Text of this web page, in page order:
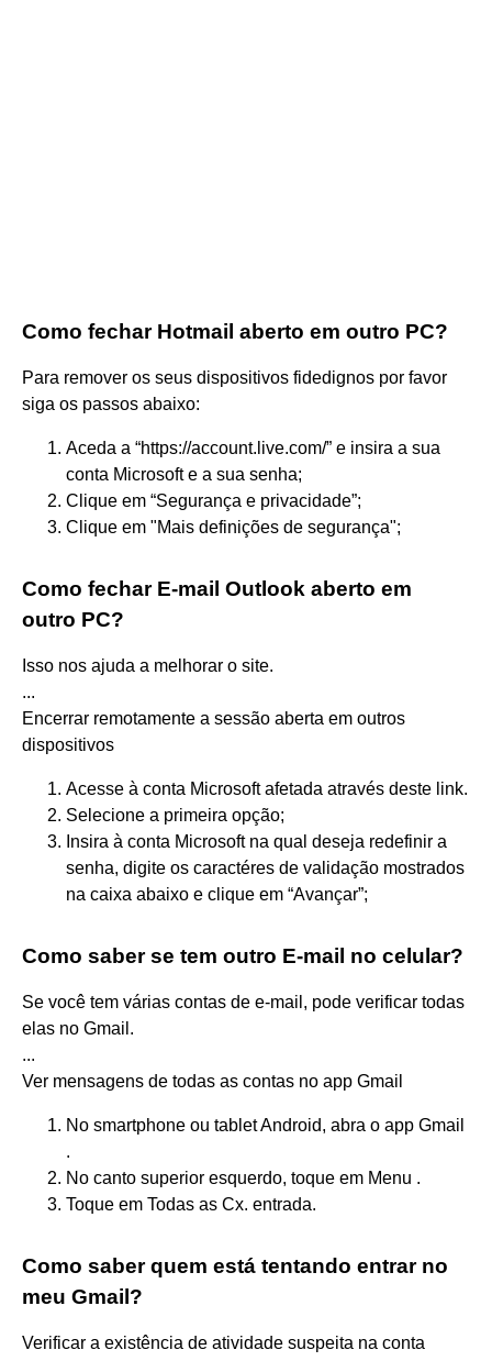
Como fechar Hotmail aberto em outro PC?
Para remover os seus dispositivos fidedignos por favor
siga os passos abaixo:
Aceda a “https://account.live.com/” e insira a sua
conta Microsoft e a sua senha;
Clique em “Segurança e privacidade”;
Clique em "Mais definições de segurança";
Como fechar E-mail Outlook aberto em
outro PC?
Isso nos ajuda a melhorar o site.
...
Encerrar remotamente a sessão aberta em outros
dispositivos
Acesse à conta Microsoft afetada através deste link.
Selecione a primeira opção;
Insira à conta Microsoft na qual deseja redefinir a
senha, digite os caractéres de validação mostrados
na caixa abaixo e clique em “Avançar”;
Como saber se tem outro E-mail no celular?
Se você tem várias contas de e-mail, pode verificar todas
elas no Gmail.
...
Ver mensagens de todas as contas no app Gmail
No smartphone ou tablet Android, abra o app Gmail
.
No canto superior esquerdo, toque em Menu .
Toque em Todas as Cx. entrada.
Como saber quem está tentando entrar no
meu Gmail?
Verificar a existência de atividade suspeita na conta